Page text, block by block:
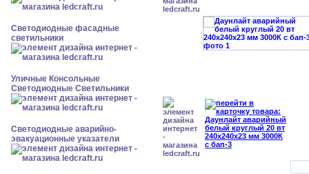
Светодиодные фасадные
светильники
Уличные Консольные
Светодиодные Светильники
Светодиодные аварийно-
эвакуационные указатели